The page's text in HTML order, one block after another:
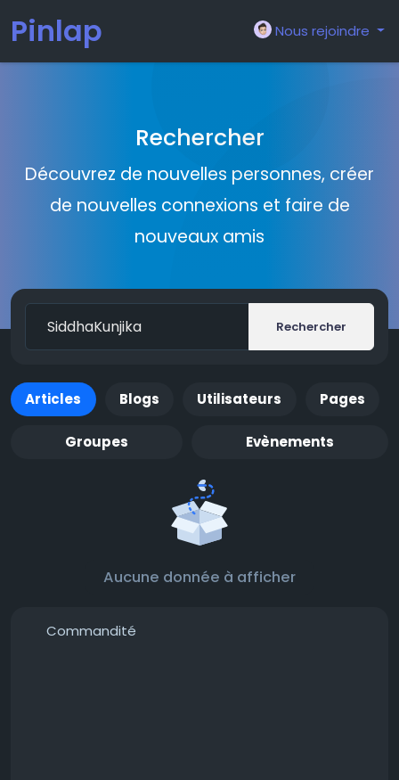
Pinlap Nous rejoindre
Rechercher
Découvrez de nouvelles personnes, créer
de nouvelles connexions et faire de
nouveaux amis
Rechercher
Articles Blogs Utilisateurs Pages
Groupes Evènements
Aucune donnée à afficher
Commandité